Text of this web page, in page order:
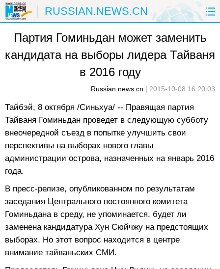
RUSSIAN.NEWS.CN
ГЛАВНАЯ КИТАЙ РФ И СНГ
В МИРЕ ЭКОНОМИКА ОБЩЕСТВО
ПРИРОДА КУЛЬТУРА
СПОРТ ЗДОРОВЬЕ ФОТОЛЕНТЫ
СПЕЦТЕМЫ
Партия Гоминьдан может заменить
кандидата на выборы лидера Тайваня
в 2016 году
Russian.news.cn | 2015-10-08 16:20:03
Тайбэй, 8 октября /Синьхуа/ -- Правящая партия
Тайваня Гоминьдан проведет в следующую субботу
внеочередной съезд в попытке улучшить свои
перспективы на выборах нового главы
администрации острова, назначенных на январь 2016
года.
В пресс-релизе, опубликованном по результатам
заседания Центрального постоянного комитета
Гоминьдана в среду, не упоминается, будет ли
заменена кандидатура Хун Сюйчжу на предстоящих
выборах. Но этот вопрос находится в центре
внимание тайваньских СМИ.